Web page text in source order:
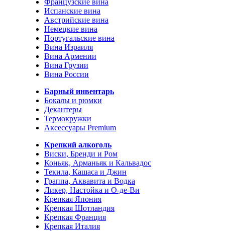
Французские вина
Испанские вина
Австрийские вина
Немецкие вина
Португальские вина
Вина Израиля
Вина Армении
Вина Грузии
Вина России
Барный инвентарь
Бокалы и рюмки
Декантеры
Термокружки
Аксессуары Premium
Крепкий алкоголь
Виски, Бренди и Ром
Коньяк, Арманьяк и Кальвадос
Текила, Кашаса и Джин
Граппа, Аквавита и Водка
Ликер, Настойка и О-де-Ви
Крепкая Япония
Крепкая Шотландия
Крепкая Франция
Крепкая Италия